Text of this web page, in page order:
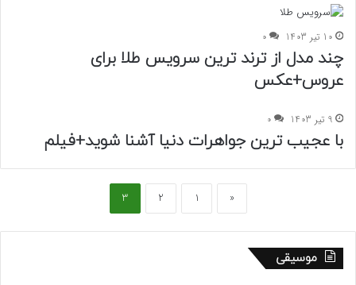
10 تیر 1403 0
چند مدل از ترند ترین سرویس طلا برای
عروس+عکس
9 تیر 1403 0
با عجیب ترین جواهرات دنیا آشنا شوید+فیلم
«
1
2
3
موسیقی